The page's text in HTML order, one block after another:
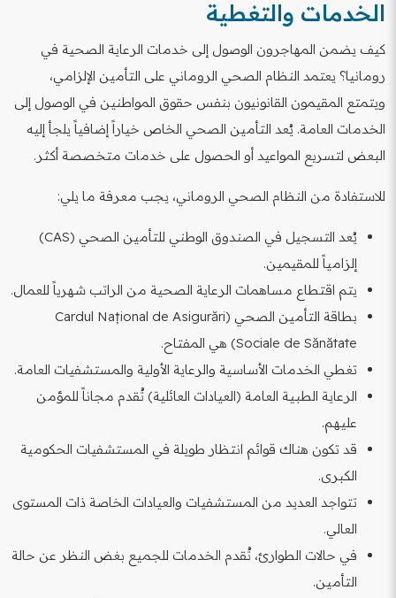
الخدمات والتغطية
كيف يضمن المهاجرون الوصول إلى خدمات الرعاية الصحية في
رومانيا؟ يعتمد النظام الصحي الروماني على التأمين الإلزامي،
ويتمتع المقيمون القانونيون بنفس حقوق المواطنين في الوصول إلى
الخدمات العامة. يُعد التأمين الصحي الخاص خياراً إضافياً يلجأ إليه
البعض لتسريع المواعيد أو الحصول على خدمات متخصصة أكثر.
للاستفادة من النظام الصحي الروماني، يجب معرفة ما يلي:
يُعد التسجيل في الصندوق الوطني للتأمين الصحي (CAS)
إلزامياً للمقيمين.
يتم اقتطاع مساهمات الرعاية الصحية من الراتب شهرياً للعمال.
بطاقة التأمين الصحي (Cardul Național de Asigurări
Sociale de Sănătate) هي المفتاح.
تغطي الخدمات الأساسية والرعاية الأولية والمستشفيات العامة.
الرعاية الطبية العامة (العيادات العائلية) تُقدم مجاناً للمؤمن
عليهم.
قد تكون هناك قوائم انتظار طويلة في المستشفيات الحكومية
الكبرى.
تتواجد العديد من المستشفيات والعيادات الخاصة ذات المستوى
العالي.
في حالات الطوارئ، تُقدم الخدمات للجميع بغض النظر عن حالة
التأمين.